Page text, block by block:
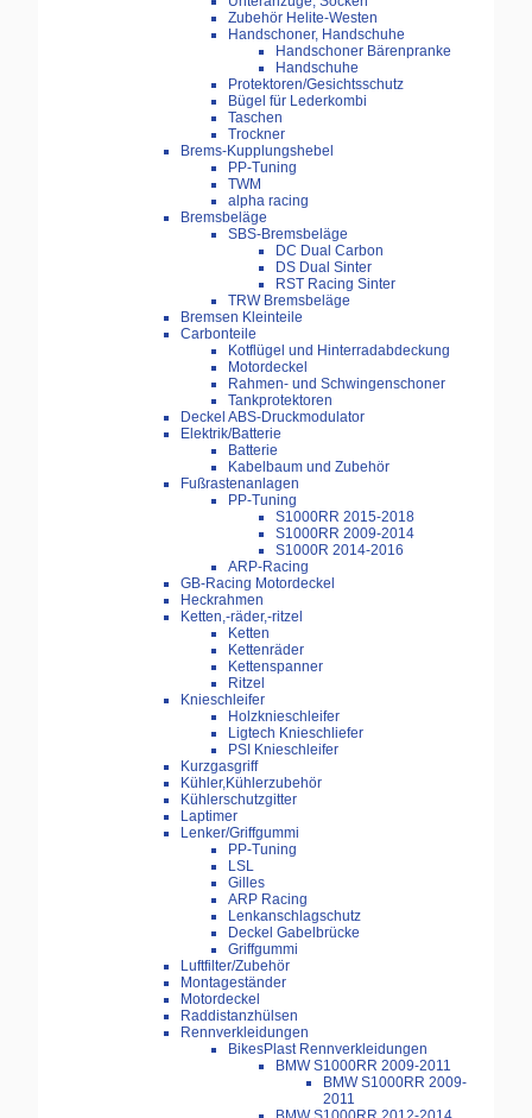
Zubehör Helite-Westen
Handschoner, Handschuhe
Handschoner Bärenpranke
Handschuhe
Protektoren/Gesichtsschutz
Bügel für Lederkombi
Taschen
Trockner
Brems-Kupplungshebel
PP-Tuning
TWM
alpha racing
Bremsbeläge
SBS-Bremsbeläge
DC Dual Carbon
DS Dual Sinter
RST Racing Sinter
TRW Bremsbeläge
Bremsen Kleinteile
Carbonteile
Kotflügel und Hinterradabdeckung
Motordeckel
Rahmen- und Schwingenschoner
Tankprotektoren
Deckel ABS-Druckmodulator
Elektrik/Batterie
Batterie
Kabelbaum und Zubehör
Fußrastenanlagen
PP-Tuning
S1000RR 2015-2018
S1000RR 2009-2014
S1000R 2014-2016
ARP-Racing
GB-Racing Motordeckel
Heckrahmen
Ketten,-räder,-ritzel
Ketten
Kettenräder
Kettenspanner
Ritzel
Knieschleifer
Holzknieschleifer
Ligtech Knieschliefer
PSI Knieschleifer
Kurzgasgriff
Kühler,Kühlerzubehör
Kühlerschutzgitter
Laptimer
Lenker/Griffgummi
PP-Tuning
LSL
Gilles
ARP Racing
Lenkanschlagschutz
Deckel Gabelbrücke
Griffgummi
Luftfilter/Zubehör
Montageständer
Motordeckel
Raddistanzhülsen
Rennverkleidungen
BikesPlast Rennverkleidungen
BMW S1000RR 2009-2011
BMW S1000RR 2009-
2011